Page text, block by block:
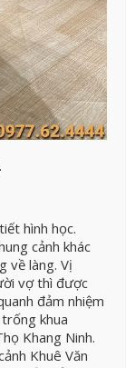
hình học.
cảnh khác
về làng. Vị
vợ thì được
đảm nhiệm
khua
Khang Ninh.
Khuê Văn